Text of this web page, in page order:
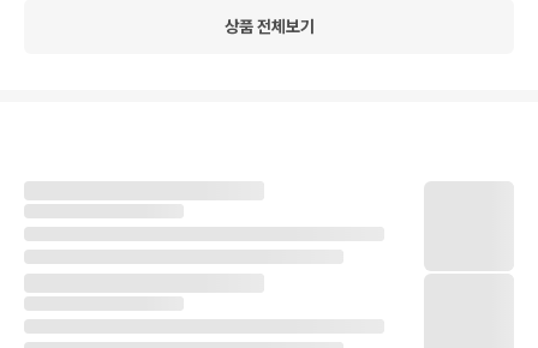
상품 전체보기